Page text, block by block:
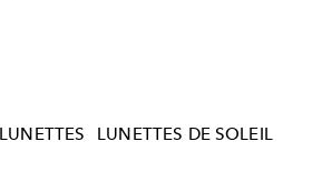
LUNETTES
LUNETTES DE SOLEIL